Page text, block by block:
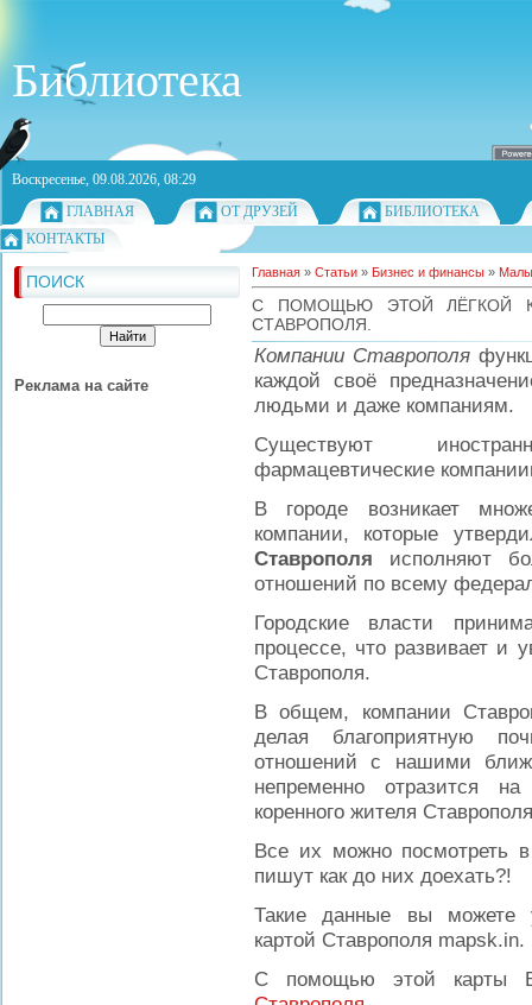
Библиотека
Воскресенье, 09.08.2026, 08:29
ГЛАВНАЯ
ОТ ДРУЗЕЙ
БИБЛИОТЕКА
КОНТАКТЫ
ПОИСК
Реклама на сайте
Главная » Статьи » Бизнес и финансы »
С ПОМОЩЬЮ ЭТОЙ ЛЁГКОЙ
СТАВРОПОЛЯ.
Компании Ставрополя
каждой своё
людьми и даже компаниям.
Существуют
фармацевтические
В городе возникает
компании, которые
Ставрополя исполняют
отношений по всему
Городские власти
процессе, что развивает и
Ставрополя.
В общем, компании
делая благоприятную
отношений с нашими
непременно отразится на
коренного жителя
Все их можно посмотреть
пишут как до них доехать?!
Такие данные вы можете
картой Ставрополя mapsk.in.
С помощью этой карты